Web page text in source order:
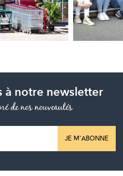
à notre newsletter
de nos nouveautés
JE M'ABONNE